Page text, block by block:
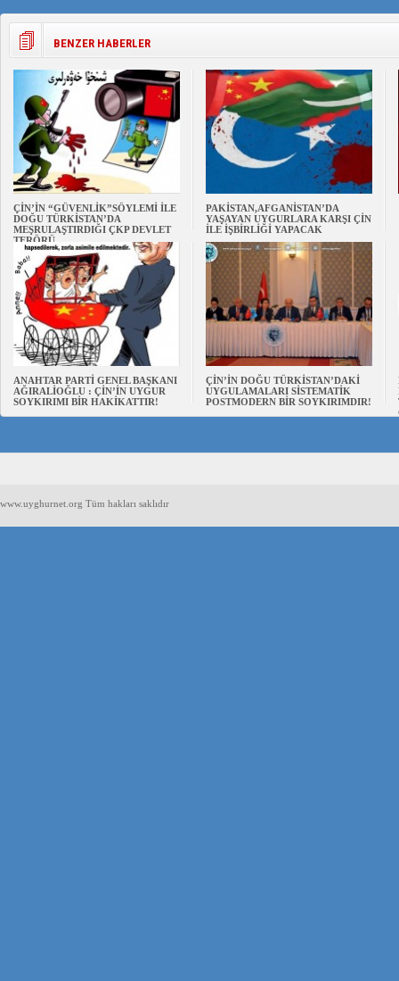
BENZER HABERLER
ÇİN’İN “GÜVENLİK”SÖYLEMİ İLE
DOĞU TÜRKİSTAN’DA
MEŞRULAŞTIRDIĞI ÇKP DEVLET
TERÖRÜ
PAKİSTAN,AFGANİSTAN’DA
YAŞAYAN UYGURLARA KARŞI ÇİN
İLE İŞBİRLİĞİ YAPACAK
ANAHTAR PARTİ GENEL BAŞKANI
AĞIRALİOĞLU : ÇİN’İN UYGUR
SOYKIRIMI BİR HAKİKATTIR!
ÇİN’İN DOĞU TÜRKİSTAN’DAKİ
UYGULAMALARI SİSTEMATİK
POSTMODERN BİR SOYKIRIMDIR!
www.uyghurnet.org Tüm hakları saklıdır